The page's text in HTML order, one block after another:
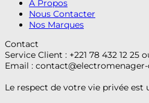
A Propos
Nous Contacter
Nos Marques
Contact
Service Client : +221 78 432 12 25
Email :
Le respect de votre vie privée est